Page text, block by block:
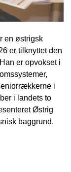
en østrigsk
er tilknyttet den
er opvokset i
i
i landets to
Østrig
baggrund.